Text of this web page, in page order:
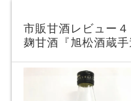
市販甘酒レビュー
麹甘酒『旭松酒蔵手